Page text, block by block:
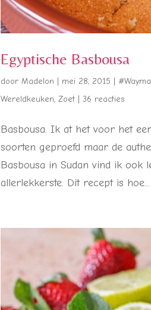
Egyptische Basbousa
doorMadelon mei 28, 2015
Wereldkeuken,Zoet |36 reacties
Basbousa. Ik at het voor het
soorten geproefd maar de
Basbousa in Sudan vind ik ook
allerlekkerste. Dit recept is hoe...